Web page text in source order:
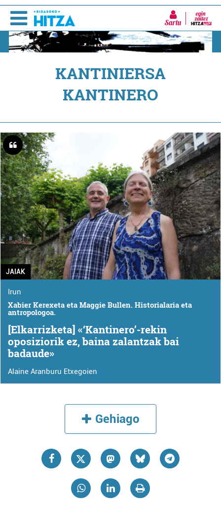
Sartu
KANTINIERSA
KANTINERO
JAIAK
Irun
Xabier Kerexeta eta Maggie Bullen. Historialaria eta
antropologoa.
[Elkarrizketa] «‘Kantinero’-rekin
oposiziorik ez, baina zalantzak bai
badaude»
Alaine Aranburu Etxegoien
Gehiago